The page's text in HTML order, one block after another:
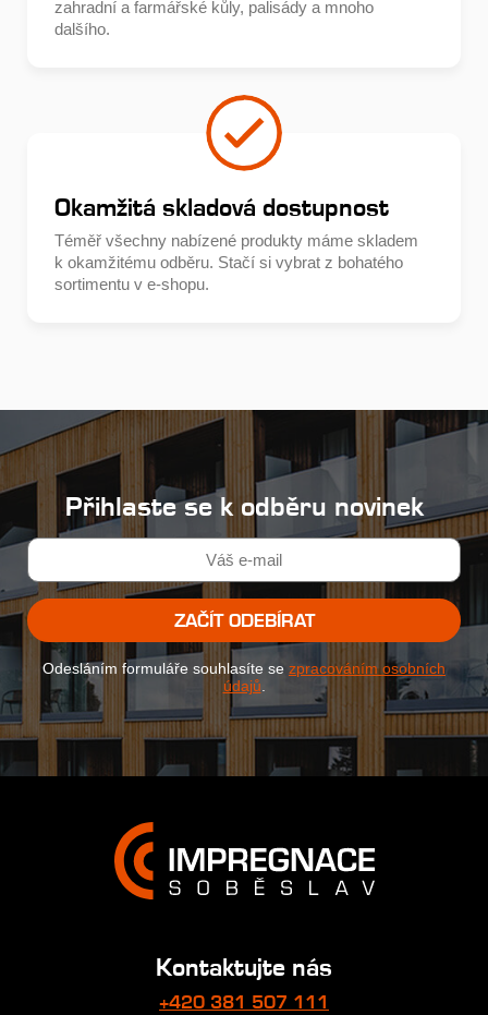
zahradní a farmářské kůly, palisády a mnoho
dalšího.
Okamžitá skladová dostupnost
Téměř všechny nabízené produkty máme skladem
k okamžitému odběru. Stačí si vybrat z bohatého
sortimentu v e-shopu.
Přihlaste se k odběru novinek
ZAČÍT ODEBÍRAT
Odesláním formuláře souhlasíte se zpracováním osobních
údajů
Kontaktujte nás
+420 381 507 111